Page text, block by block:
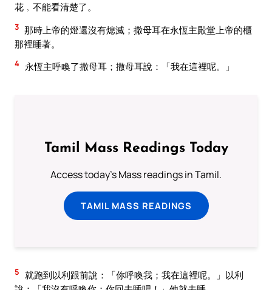
花﹐不能看清楚了。
3 那時上帝的燈還沒有熄滅；撒母耳在永恆主殿堂上帝的櫃
那裡睡著。
4 永恆主呼喚了撒母耳；撒母耳說：「我在這裡呢。」
Tamil Mass Readings Today
Access today's Mass readings in Tamil.
TAMIL MASS READINGS
5 就跑到以利跟前說：「你呼喚我；我在這裡呢。」以利